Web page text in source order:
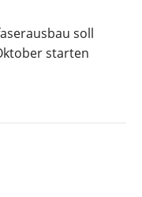
soll
starten